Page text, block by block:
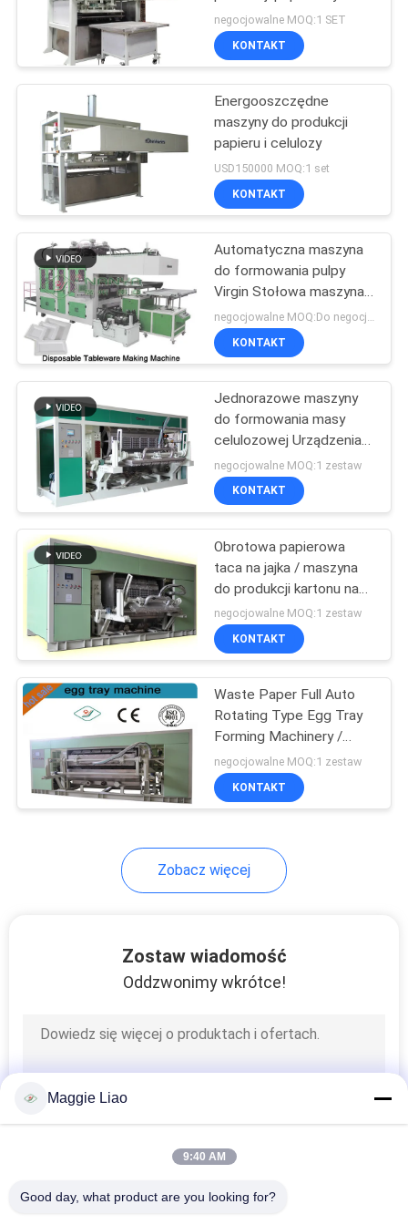
SITEMAP
PRIVACY
POLICY
Maszyna do
robienia zastawy
stołowej
63
Maszyna do
pakowania jajek
51
Maszyna do
pakowania celulozy
Maszyna do
produkcji płyt
papierowych
Wysokiej klasy
opakowaniowy
przemysłowy
Sprzęt do produkcji
wytłoczek z pulpy
do pakowania
przemysłowego
pudełek do jaj
negocjowalne MOQ:1 SET
KONTAKT
Energooszczędne
maszyny do produkcji
papieru i celulozy
USD150000 MOQ:1 set
KONTAKT
Automatyczna maszyna
do formowania pulpy
Virgin Stołowa maszyna
do termoformowania
KONTAKT
Jednorazowe maszyny
do formowania masy
celulozowej Urządzenia
do formowania
rotacyjnego na 30 wnęk
Taca na jajka
negocjowalne MOQ:1 zestaw
KONTAKT
Obrotowa papierowa
taca na jajka / maszyna
do produkcji kartonu na
jajka, maszyna do
formowania pulpy
negocjowalne MOQ:1 zestaw
KONTAKT
Waste Paper Full Auto
Rotating Type Egg Tray
Forming Machinery /
5000pcs / h
negocjowalne MOQ:1 zestaw
KONTAKT
Zobacz więcej
Zostaw wiadomość
Oddzwonimy wkrótce!
Maggie Liao
9:40 AM
Good day, what product are you looking for?